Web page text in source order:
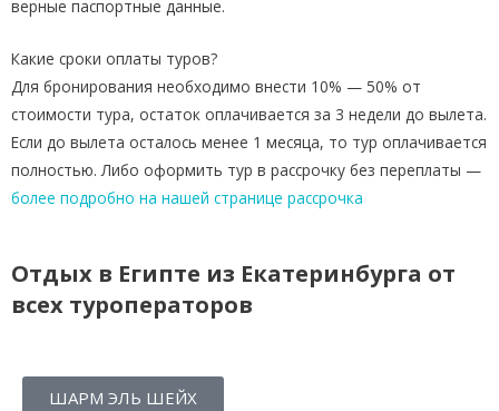
верные паспортные данные.
Какие сроки оплаты туров?
Для бронирования необходимо внести 10% — 50% от
стоимости тура, остаток оплачивается за 3 недели до вылета.
Если до вылета осталось менее 1 месяца, то тур оплачивается
полностью. Либо оформить тур в рассрочку без переплаты —
более подробно на нашей странице рассрочка
Отдых в Египте из Екатеринбурга от
всех туроператоров
ШАРМ ЭЛЬ ШЕЙХ